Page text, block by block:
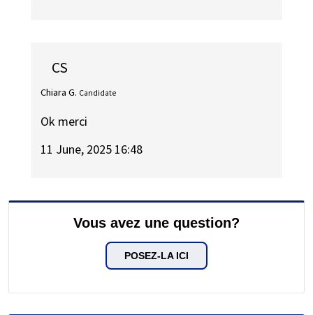
CS
Chiara G. Candidate
Ok merci
11 June, 2025 16:48
Vous avez une question?
POSEZ-LA ICI